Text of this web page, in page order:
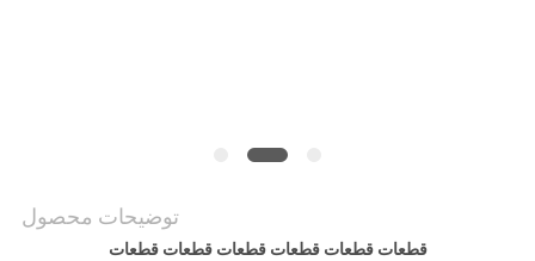
توضیحات محصول
قطعات قطعات قطعات قطعات قطعات قطعات